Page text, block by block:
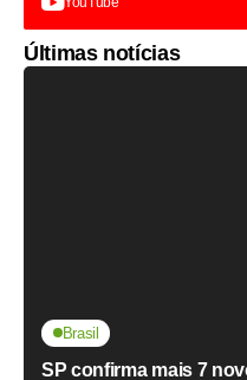
Últimas notícias
Brasil
SP confirma mais 7